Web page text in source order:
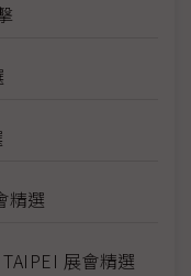
精選
展會精選